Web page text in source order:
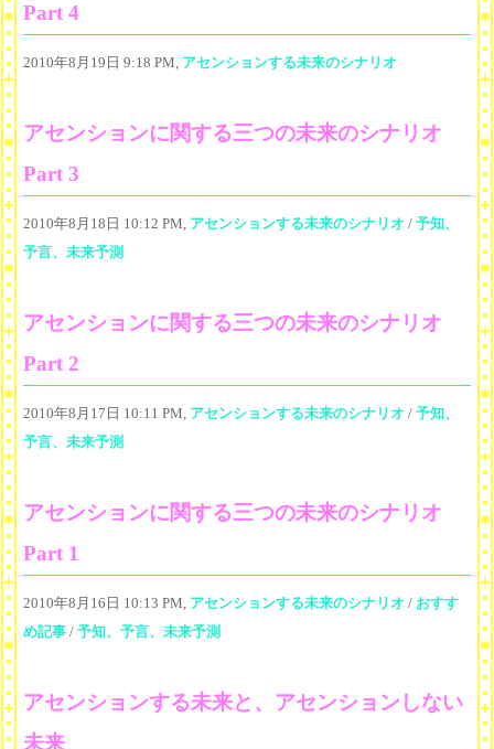
Part 4
2010年8月19日 9:18 PM, アセンションする未来のシナリオ
アセンションに関する三つの未来のシナリオ
Part 3
2010年8月18日 10:12 PM, アセンションする未来のシナリオ / 予知、
予言、未来予測
アセンションに関する三つの未来のシナリオ
Part 2
2010年8月17日 10:11 PM, アセンションする未来のシナリオ / 予知、
予言、未来予測
アセンションに関する三つの未来のシナリオ
Part 1
2010年8月16日 10:13 PM, アセンションする未来のシナリオ / おすす
め記事 / 予知、予言、未来予測
アセンションする未来と、アセンションしない
未来